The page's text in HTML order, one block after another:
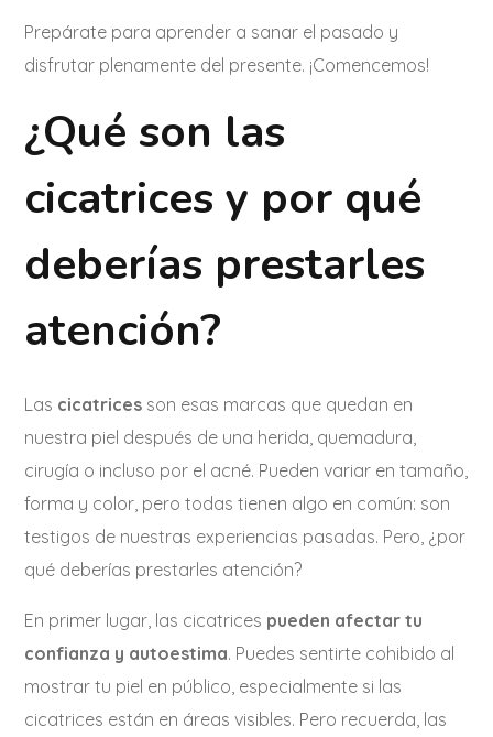
Prepárate para aprender a sanar el pasado y
disfrutar plenamente del presente. ¡Comencemos!
¿Qué son las
cicatrices y por qué
deberías prestarles
atención?
Las cicatrices son esas marcas que quedan en
nuestra piel después de una herida, quemadura,
cirugía o incluso por el acné. Pueden variar en tamaño,
forma y color, pero todas tienen algo en común: son
testigos de nuestras experiencias pasadas. Pero, ¿por
qué deberías prestarles atención?
En primer lugar, las cicatrices pueden afectar tu
confianza y autoestima. Puedes sentirte cohibido al
mostrar tu piel en público, especialmente si las
cicatrices están en áreas visibles. Pero recuerda, las